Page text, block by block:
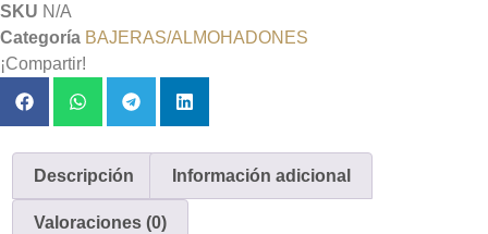
SKU N/A
Categoría BAJERAS/ALMOHADONES
¡Compartir!
Descripción Información adicional
Valoraciones (0)